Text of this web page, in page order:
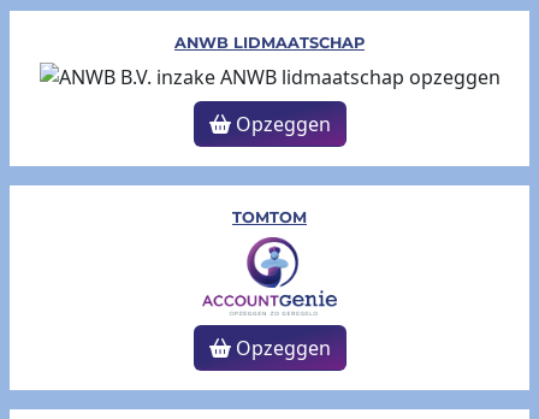
ANWB LIDMAATSCHAP
Opzeggen
TOMTOM
Opzeggen